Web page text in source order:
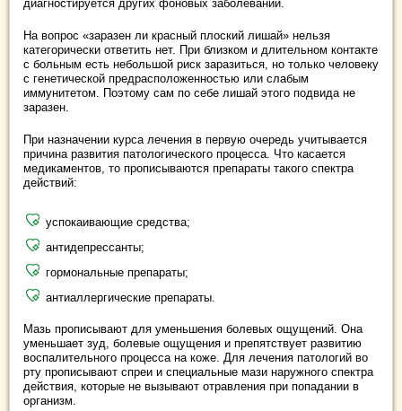
диагностируется других фоновых заболеваний.
На вопрос «заразен ли красный плоский лишай» нельзя
категорически ответить нет. При близком и длительном контакте
с больным есть небольшой риск заразиться, но только человеку
с генетической предрасположенностью или слабым
иммунитетом. Поэтому сам по себе лишай этого подвида не
заразен.
При назначении курса лечения в первую очередь учитывается
причина развития патологического процесса. Что касается
медикаментов, то прописываются препараты такого спектра
действий:
успокаивающие средства;
антидепрессанты;
гормональные препараты;
антиаллергические препараты.
Мазь прописывают для уменьшения болевых ощущений. Она
уменьшает зуд, болевые ощущения и препятствует развитию
воспалительного процесса на коже. Для лечения патологий во
рту прописывают спреи и специальные мази наружного спектра
действия, которые не вызывают отравления при попадании в
организм.